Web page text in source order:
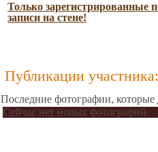
Только зарегистрированные
записи на стене!
Публикации участника:
Последние фотографии, которые
Сейчас нет новых фотографий.